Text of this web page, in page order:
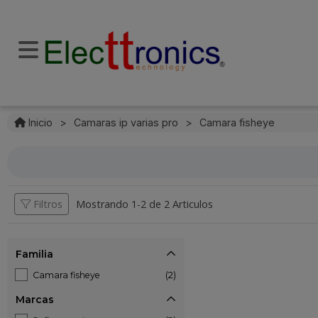
Inicio > Camaras ip varias pro > Camara fisheye
Filtros Mostrando 1-2 de 2 Articulos
Familia
Camara fisheye (2)
Marcas